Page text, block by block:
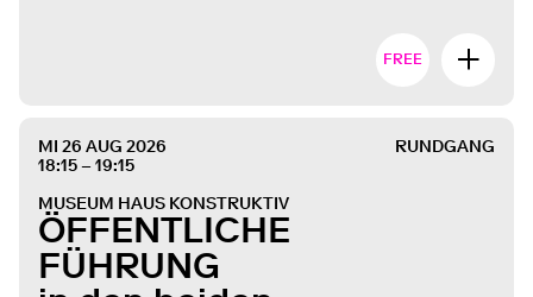
FREE
MI 26 AUG 2026
18:15 – 19:15
RUNDGANG
MUSEUM HAUS KONSTRUKTIV
ÖFFENTLICHE
FÜHRUNG